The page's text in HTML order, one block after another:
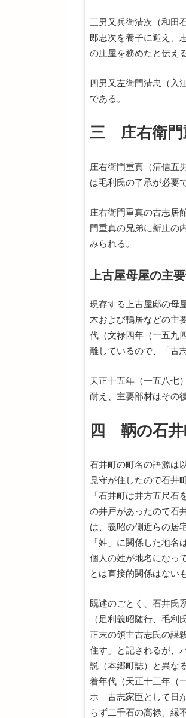
三男又兵衛清次（和田
郎忠次を養子に迎え、
の庄屋を務めたと伝える
四男又左衛門清忠（入
である。
三 庄右衛門
庄右衛門重真（清信五
は毛利氏の了承が必要
庄右衛門重真の古志居
門重真の兄弟に新庄の
みられる。
上古屋母屋の主
現存する上古屋邸の母
木および鴨居などの主
代（文禄四年（一五九
離しているので、「古
天正十五年（一五八七
耐え、主要部材はその
四 鞆の石井
石井町の町名の語源は
見守が住したので石井
「石井町は井方五尺
の井戸があったので石
は、義昭の側近らの居
「姓」に関係した地
個人の姓が地名になっ
とは直接的関係はない
既述のごとく、石井氏
（足利義昭随行、毛
正末の領主古志氏の謀
住す」と記されるが、
説（本郷町誌）と異な
着年代（天正十三年（
ホ 古志家臣として日
らず二千石の高禄、縁